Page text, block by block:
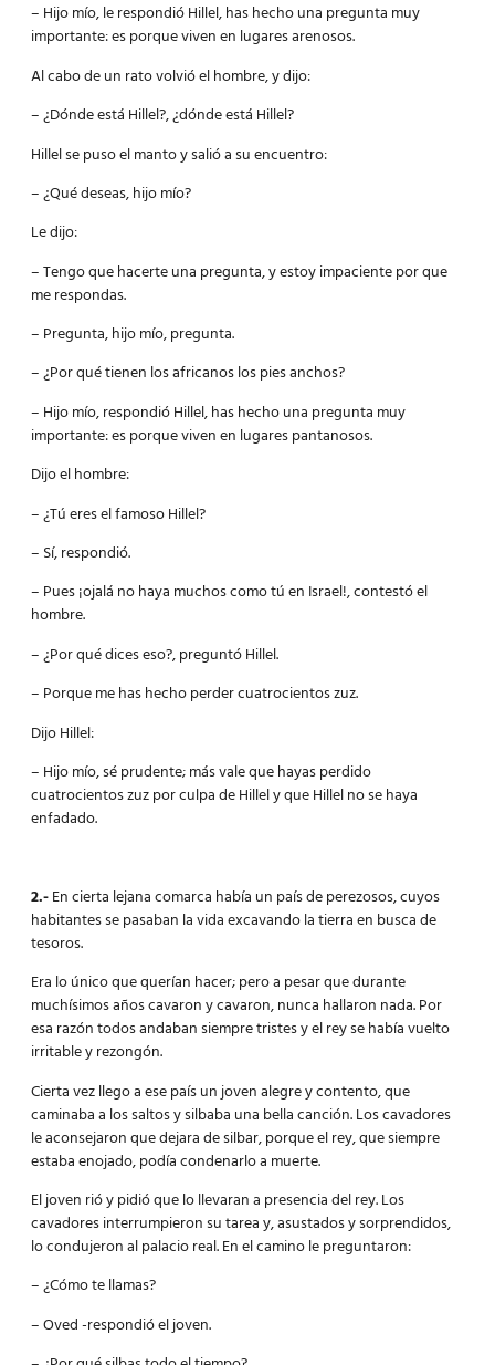
– Hijo mío, le respondió Hillel, has hecho una pregunta muy
importante: es porque viven en lugares arenosos.
Al cabo de un rato volvió el hombre, y dijo:
– ¿Dónde está Hillel?, ¿dónde está Hillel?
Hillel se puso el manto y salió a su encuentro:
– ¿Qué deseas, hijo mío?
Le dijo:
– Tengo que hacerte una pregunta, y estoy impaciente por que
me respondas.
– Pregunta, hijo mío, pregunta.
– ¿Por qué tienen los africanos los pies anchos?
– Hijo mío, respondió Hillel, has hecho una pregunta muy
importante: es porque viven en lugares pantanosos.
Dijo el hombre:
– ¿Tú eres el famoso Hillel?
– Sí, respondió.
– Pues ¡ojalá no haya muchos como tú en Israel!, contestó el
hombre.
– ¿Por qué dices eso?, preguntó Hillel.
– Porque me has hecho perder cuatrocientos zuz.
Dijo Hillel:
– Hijo mío, sé prudente; más vale que hayas perdido
cuatrocientos zuz por culpa de Hillel y que Hillel no se haya
enfadado.
2.-En cierta lejana comarca había un país de perezosos, cuyos
habitantes se pasaban la vida excavando la tierra en busca de
tesoros.
Era lo único que querían hacer; pero a pesar que durante
muchísimos años cavaron y cavaron, nunca hallaron nada. Por
esa razón todos andaban siempre tristes y el rey se había vuelto
irritable y rezongón.
Cierta vez llego a ese país un joven alegre y contento, que
caminaba a los saltos y silbaba una bella canción. Los cavadores
le aconsejaron que dejara de silbar, porque el rey, que siempre
estaba enojado, podía condenarlo a muerte.
El joven rió y pidió que lo llevaran a presencia del rey. Los
cavadores interrumpieron su tarea y, asustados y sorprendidos,
lo condujeron al palacio real. En el camino le preguntaron:
– ¿Cómo te llamas?
– Oved -respondió el joven.